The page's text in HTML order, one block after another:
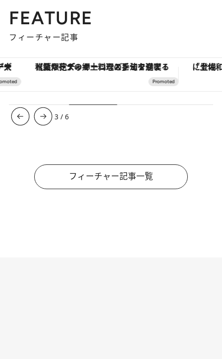
FEATURE
フィーチャー記事
【夏限定ディナーコース】旬を迎える稚鮎や花ズッキーニなどをイタリア・トスカーナの郷土料理の手法で満喫！
3 /6
フィーチャー記事一覧